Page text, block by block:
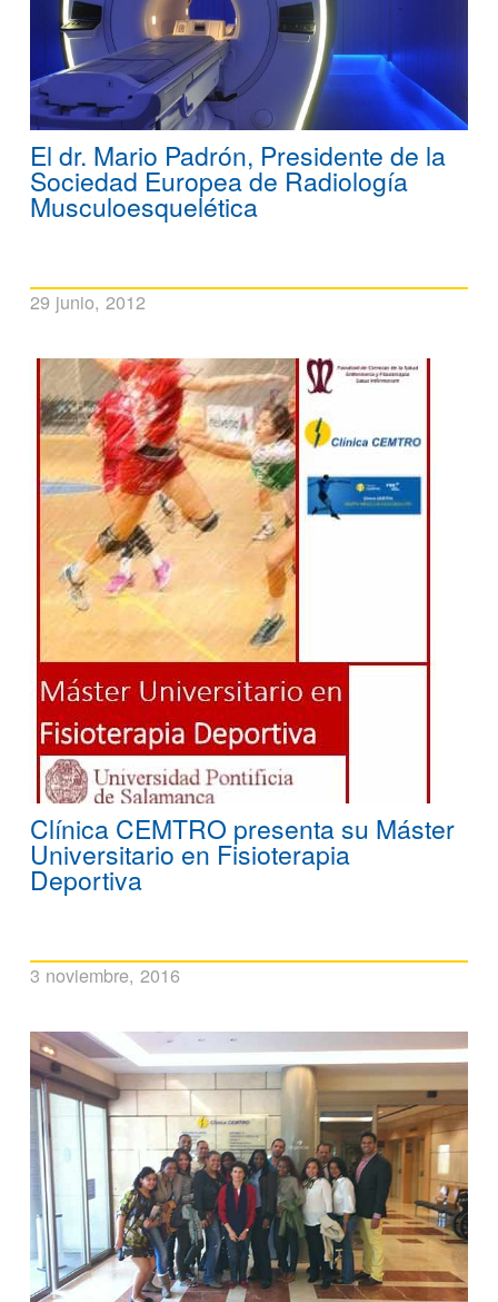
El dr. Mario Padrón, Presidente de la
Sociedad Europea de Radiología
Musculoesquelética
29 junio, 2012
Clínica CEMTRO presenta su Máster
Universitario en Fisioterapia
Deportiva
3 noviembre, 2016